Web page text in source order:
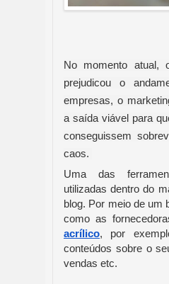
No momento atual,
prejudicou o
empresas, o
a saída viável para
conseguissem
caos.
Uma das
utilizadas dentro do
blog. Por meio de um
como as
acrílico, por
conteúdos sobre o
vendas etc.